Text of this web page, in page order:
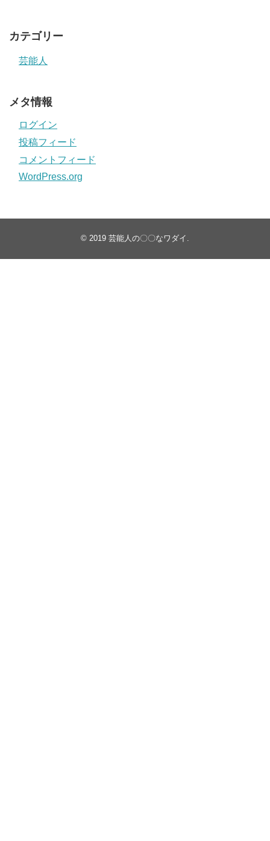
カテゴリー
芸能人
メタ情報
ログイン
投稿フィード
コメントフィード
WordPress.org
© 2019 芸能人の〇〇なワダイ